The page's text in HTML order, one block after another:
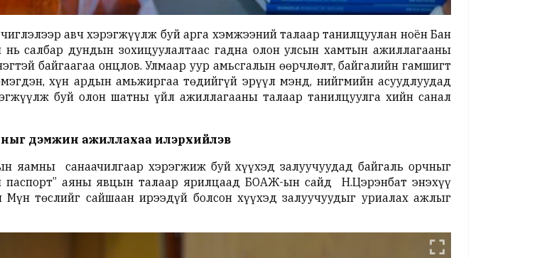
авч хэрэгжүүлж буй арга хэмжээний талаар танилцуулан ноён Бан
салбар дундын зохицуулалтаас гадна олон улсын хамтын ажиллагааны
байгаагаа онцлов. Улмаар уур амьсгалын өөрчлөлт, байгалийн гамшигт
хүн ардын амьжиргаа төдийгүй эрүүл мэнд, нийгмийн асуудлуудад
буй олон шатны үйл ажиллагааны талаар танилцуулга хийн санал
дэмжин ажиллахаа илэрхийлэв
яамны санаачилгаар хэрэгжиж буй хүүхэд залуучуудад байгаль орчныг
паспорт” аяны явцын талаар ярилцаад БОАЖ-ын сайд Н.Цэрэнбат энэхүү
төслийг сайшаан ирээдүй болсон хүүхэд залуучуудыг уриалах ажлыг